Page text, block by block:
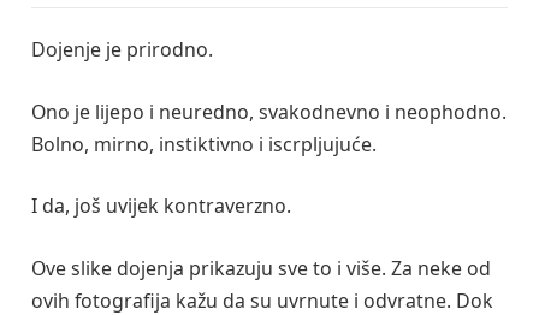
Dojenje je prirodno.
Ono je lijepo i neuredno, svakodnevno i neophodno.
Bolno, mirno, instiktivno i iscrpljujuće.
I da, još uvijek kontraverzno.
Ove slike dojenja prikazuju sve to i više. Za neke od
ovih fotografija kažu da su uvrnute i odvratne. Dok